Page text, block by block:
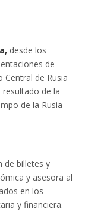
desde los
de
Central de Rusia
de la
de la Rusia
de billetes y
y asesora al
en los
y financiera.